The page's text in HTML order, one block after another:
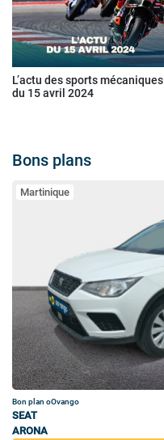
L’actu des sports mécaniques
du 15 avril 2024
Bons plans
Martinique
Bon plan oOvango
SEAT
ARONA